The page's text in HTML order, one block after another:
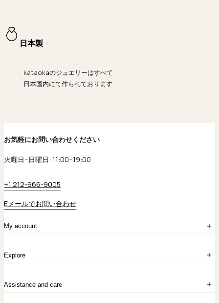
日本製
kataokaのジュエリーはすべて
日本国内にて作られております
My account
アカウント作成
お問い合わせ
Explore
kataokaについて
Chronicles
Assistance and care
お気軽にお問い合わせください
火曜日–日曜日: 11:00–19:00
+1 212-966-9005
Eメールでお問い合わせ